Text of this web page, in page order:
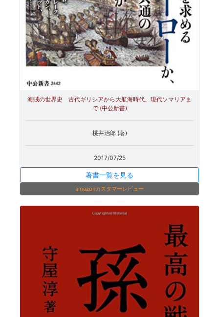
海賊の世界史 古代ギリシアから大航海時代、現代ソマリアま
で (中公新書)
桃井治郎 (著)
2017/07/25
著書一覧を見る
amazonカスタマーレビュー